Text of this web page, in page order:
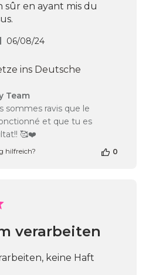
sûr en ayant mis du
Veröffentlichungsdatum
06/08/24
ins Deutsche
Kommentare
des
Shop-
Inhabers
zur
Bewertung
Aug
06
Team
sommes ravis que le
et que tu es
🥰❤️
hilfreich? 0
verarbeiten
keine Haft